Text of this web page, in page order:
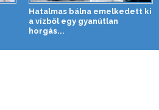
Hatalmas bálna emelkedett ki
a vízből egy gyanútlan
horgás...